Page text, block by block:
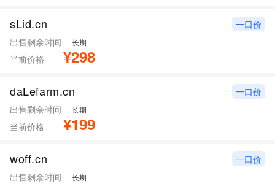
一口价
sLid.cn
出售剩余时间 长期
当前价格 ¥298
一口价
daLefarm.cn
出售剩余时间 长期
当前价格 ¥199
一口价
woff.cn
出售剩余时间 长期